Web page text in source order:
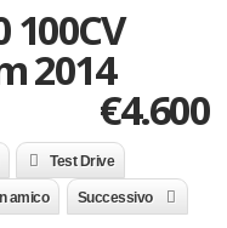
100CV
2014
€4.600
Test Drive
amico Successivo